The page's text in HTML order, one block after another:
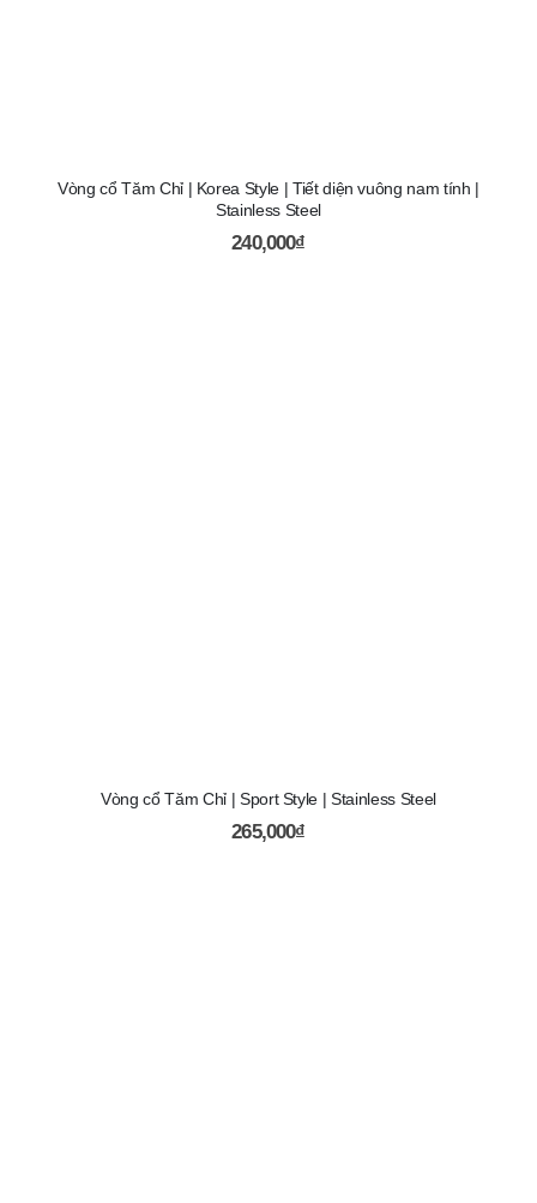
Vòng cổ Tăm Chỉ | Korea Style | Tiết diện vuông nam tính |
Stainless Steel
240,000₫
Vòng cổ Tăm Chỉ | Sport Style | Stainless Steel
265,000₫